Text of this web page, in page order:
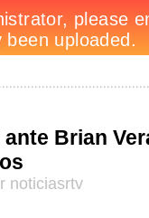
Brian
noticiasrtv